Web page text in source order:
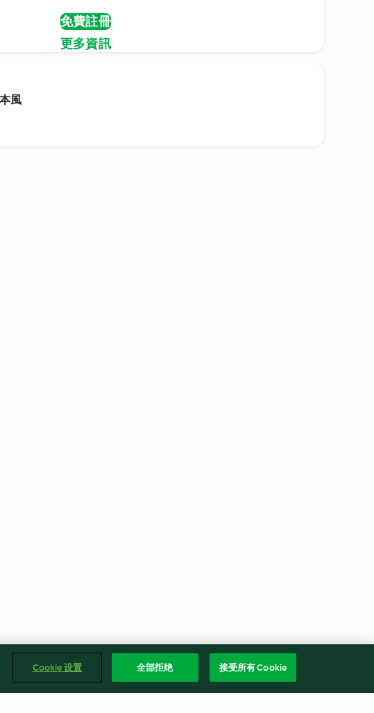
免費註冊
更多資訊
風
Cookie 设置 全部拒绝 接受所有 Cookie